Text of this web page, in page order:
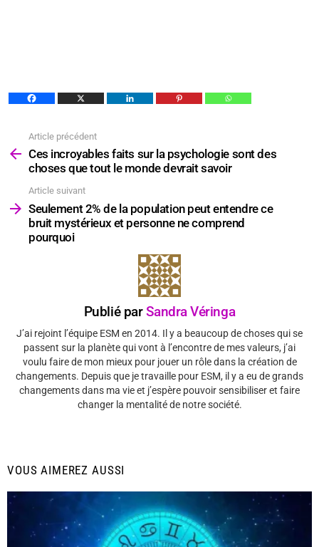
plus
Article précédent
Ces incroyables faits sur la psychologie sont des
choses que tout le monde devrait savoir
Article suivant
Seulement 2% de la population peut entendre ce
bruit mystérieux et personne ne comprend
pourquoi
Publié parSandra Véringa
J’ai rejoint l’équipe ESM en 2014. Il y a beaucoup de choses qui se
passent sur la planète qui vont à l’encontre de mes valeurs, j’ai
voulu faire de mon mieux pour jouer un rôle dans la création de
changements. Depuis que je travaille pour ESM, il y a eu de grands
changements dans ma vie et j’espère pouvoir sensibiliser et faire
changer la mentalité de notre société.
VOUS AIMEREZ AUSSI